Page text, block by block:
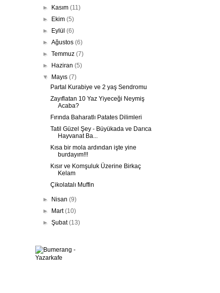
►
Kasım(11)
►
Ekim(5)
►
Eylül(6)
►Ağustos(6)
►Temmuz(7)
►
Haziran(5)
▼
Mayıs(7)
Partal Kurabiye ve 2 yaş Sendromu
Zayıflatan 10 Yaz Yiyeceği Neymiş
Acaba?
Fırında Baharatlı Patates Dilimleri
Tatil Güzel Şey - Büyükada ve Darıca
Hayvanat Ba...
Kısa bir mola ardından işte yine
burdayım!!!
Kısır ve Komşuluk Üzerine Birkaç
Kelam
Çikolatalı Muffin
► Nisan(9)
►
Mart(10)
►Şubat(13)